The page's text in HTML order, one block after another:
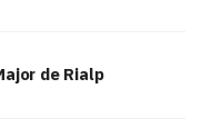
de Rialp